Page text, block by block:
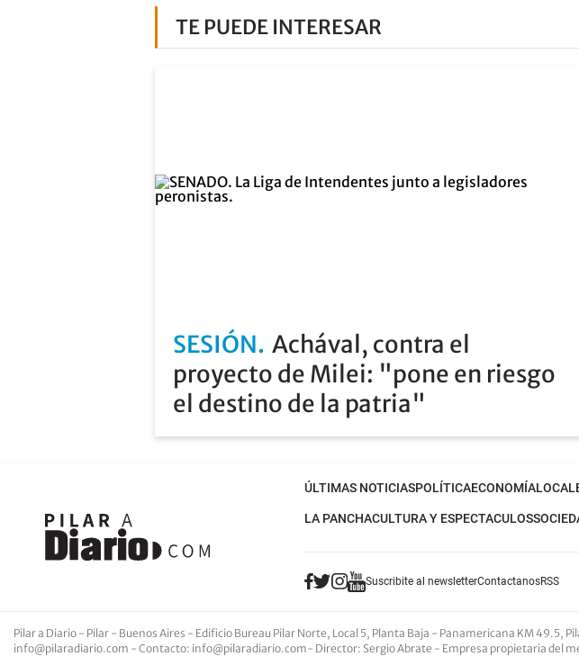
TE PUEDE INTERESAR
SESIÓN Achával, contra el
proyecto de Milei: "pone en riesgo
el destino de la patria"
ÚLTIMAS NOTICIASPOLÍTICAECONOMÍA
LA PANCHACULTURA Y ESPECTACULOS
Suscribite al newsletterContactanosRSS
Pilar a Diario - Pilar - Buenos Aires - Edificio Bureau Pilar Norte, Local 5, Planta Baja - Panamericana KM 49.5,
info@pilaradiario.com - Contacto: info@pilaradiario.com- Director: Sergio Abrate - Empresa propietaria del